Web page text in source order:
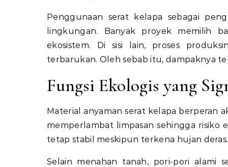
Penggunaan serat kelapa sebagai
lingkungan. Banyak proyek memilih
ekosistem. Di sisi lain, proses
terbarukan. Oleh sebab itu, dampaknya
Fungsi Ekologis yang
Material anyaman serat kelapa berperan
memperlambat limpasan sehingga
tetap stabil meskipun terkena hujan
Selain menahan tanah, pori-pori alami